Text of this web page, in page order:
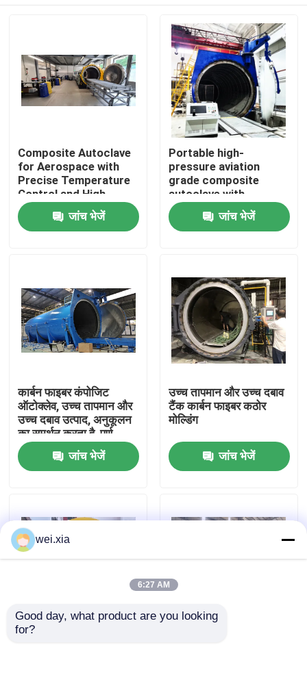
उत्पाद
हमारे बारे में
कारखाने का दौरा
हमसे संपर्क करें
मामले
Composite Autoclave
for Aerospace with
Precise Temperature
Control and High-
Pressure Vessel for
Consistent Curing
जांच भेजें
Portable high-
pressure aviation
grade composite
autoclave with
advanced control
systems for UAV and
aerospace
जांच भेजें
कार्बन फाइबर कंपोजिट
ऑटोक्लेव, उच्च तापमान और
उच्च दबाव उत्पाद, अनुकूलन
का समर्थन करता है, पूर्ण
प्रणाली
जांच भेजें
उच्च तापमान और उच्च दबाव
टैंक कार्बन फाइबर कठोर
मोल्डिंग
जांच भेजें
विमानन ड्रोन कम्पोजिट
wei.xia
6:27 AM
Good day, what product are you looking
for?